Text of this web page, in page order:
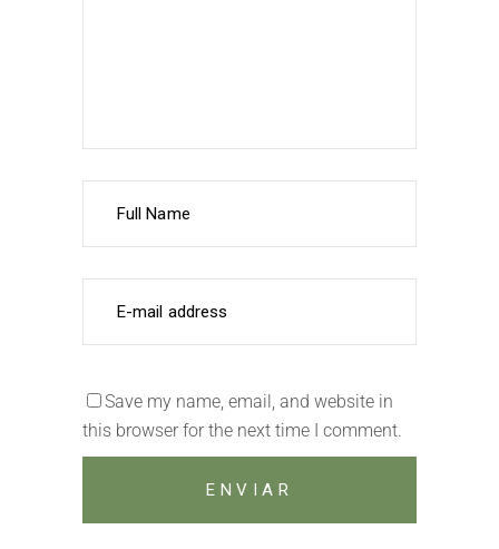
Save my name, email, and website in
this browser for the next time I comment.